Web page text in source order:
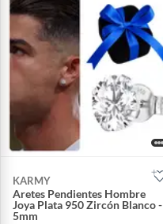
KARMY
Aretes Pendientes Hombre
Joya Plata 950 Zircón Blanco -
5mm